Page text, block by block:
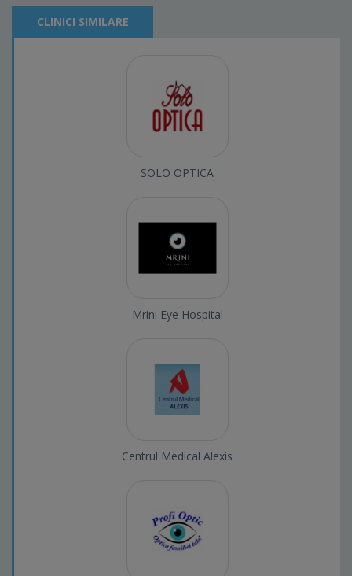
CLINICI SIMILARE
SOLO OPTICA
Mrini Eye Hospital
Centrul Medical Alexis